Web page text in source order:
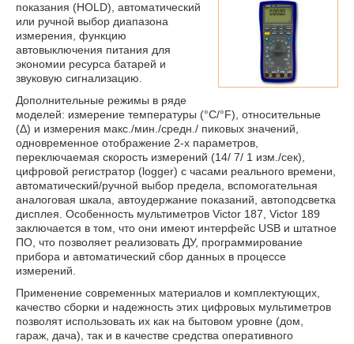
показания (HOLD), автоматический
или ручной выбор диапазона
измерения, функцию
автовыключения питания для
экономии ресурса батарей и
звуковую сигнализацию.
Дополнительные режимы в ряде
моделей: измерение температуры (°C/°F), относительные
(Δ) и измерения макс./мин./средн./ пиковых значений,
одновременное отображение 2-х параметров,
переключаемая скорость измерений (14/ 7/ 1 изм./сек),
цифровой регистратор (logger) с часами реального времени,
автоматический/ручной выбор предела, вспомогательная
аналоговая шкала, автоудержание показаний, автоподсветка
дисплея. Особенность мультиметров Victor 187, Victor 189
заключается в том, что они имеют интерфейс USB и штатное
ПО, что позволяет реализовать ДУ, программирование
прибора и автоматический сбор данных в процессе
измерений.
Применение современных материалов и комплектующих,
качество сборки и надежность этих цифровых мультиметров
позволят использовать их как на бытовом уровне (дом,
гараж, дача), так и в качестве средства оперативного